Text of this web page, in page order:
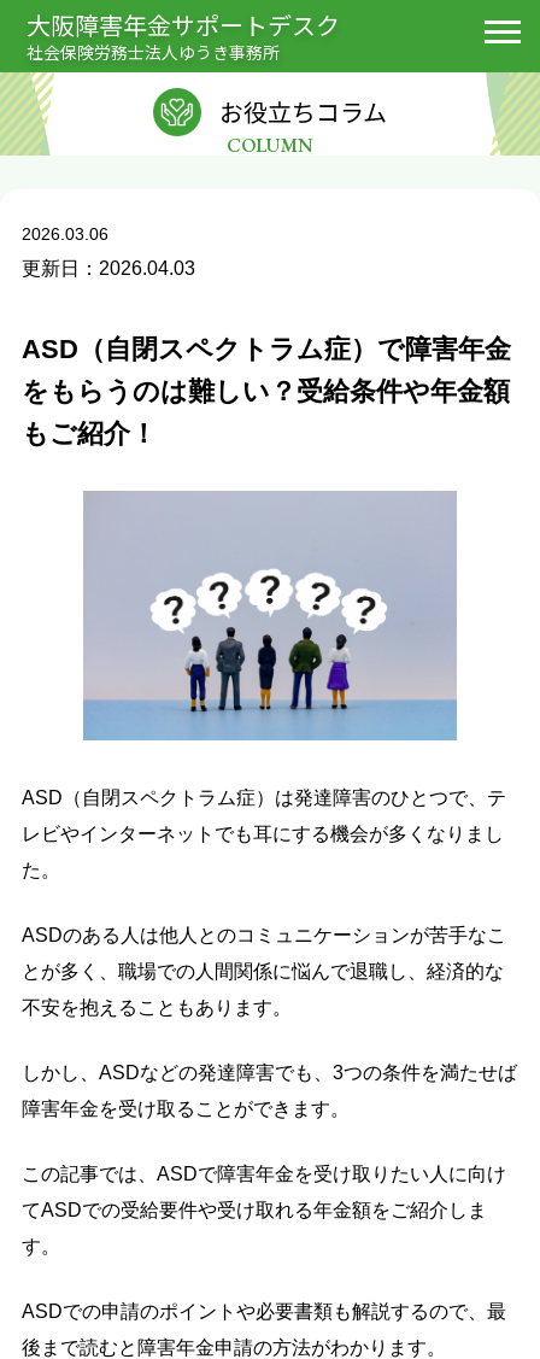
大阪障害年金サポートデスク
社会保険労務士法人ゆうき事務所
お役立ちコラム
COLUMN
2026.03.06
更新日：2026.04.03
ASD（自閉スペクトラム症）で障害年金
をもらうのは難しい？受給条件や年金額
もご紹介！
ASD（自閉スペクトラム症）は発達障害のひとつで、テ
レビやインターネットでも耳にする機会が多くなりまし
た。
ASDのある人は他人とのコミュニケーションが苦手なこ
とが多く、職場での人間関係に悩んで退職し、経済的な
不安を抱えることもあります。
しかし、ASDなどの発達障害でも、3つの条件を満たせば
障害年金を受け取ることができます。
この記事では、ASDで障害年金を受け取りたい人に向け
てASDでの受給要件や受け取れる年金額をご紹介しま
す。
ASDでの申請のポイントや必要書類も解説するので、最
後まで読むと障害年金申請の方法がわかります。